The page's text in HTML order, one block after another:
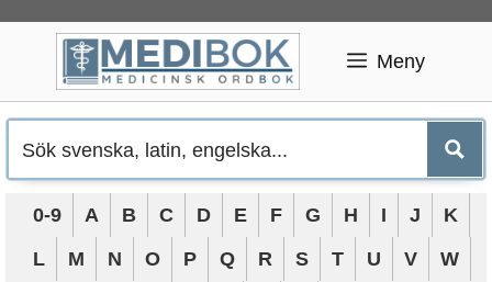
Meny
0-9 A B C D E F G H I J
K
L
M N O P Q R S T U V
W